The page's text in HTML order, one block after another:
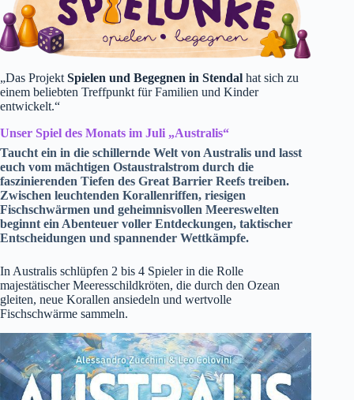
„Das ProjektSpielen und Begegnen in Stendal hat sich zu
einem beliebten Treffpunkt für Familien und Kinder
entwickelt.“
Unser Spiel des Monats im Juli „Australis“
Taucht ein in die schillernde Welt von Australis und lasst
euch vom mächtigen Ostaustralstrom durch die
faszinierenden Tiefen des Great Barrier Reefs treiben.
Zwischen leuchtenden Korallenriffen, riesigen
Fischschwärmen und geheimnisvollen Meereswelten
beginnt ein Abenteuer voller Entdeckungen, taktischer
Entscheidungen und spannender Wettkämpfe.
In Australis schlüpfen 2 bis 4 Spieler in die Rolle
majestätischer Meeresschildkröten, die durch den Ozean
gleiten, neue Korallen ansiedeln und wertvolle
Fischschwärme sammeln.